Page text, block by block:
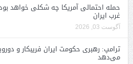
حمله احتمالی آمریکا چه شکلی خواهد
غرب ایران
آگوست 03, 2026
ترامپ: رهبری حکومت ایران فریبکار و
می‌دهد